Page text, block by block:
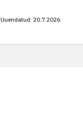
Uuendatud: 20.7.2026